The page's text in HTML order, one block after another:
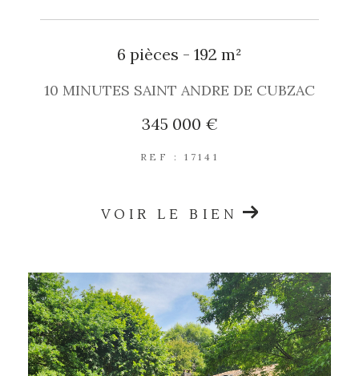
6 pièces - 192 m²
10 MINUTES SAINT ANDRE DE CUBZAC
345 000 €
REF : 17141
VOIR LE BIEN